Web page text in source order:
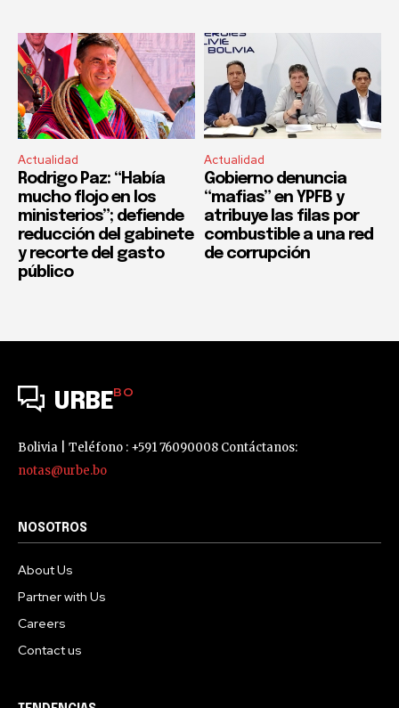
Actualidad
Rodrigo Paz: “Había
mucho flojo en los
ministerios”; defiende
reducción del gabinete
y recorte del gasto
público
Actualidad
Gobierno denuncia
“mafias” en YPFB y
atribuye las filas por
combustible a una red
de corrupción
URBEBO
Bolivia | Teléfono : +591 76090008 Contáctanos:
notas@urbe.bo
NOSOTROS
About Us
Partner with Us
Careers
Contact us